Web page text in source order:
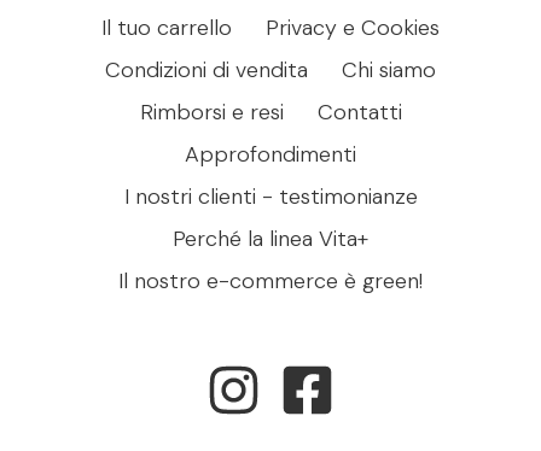
Il tuo carrello
Privacy e Cookies
Condizioni di vendita
Chi siamo
Rimborsi e resi
Contatti
Approfondimenti
I nostri clienti - testimonianze
Perché la linea Vita+
Il nostro e-commerce è green!